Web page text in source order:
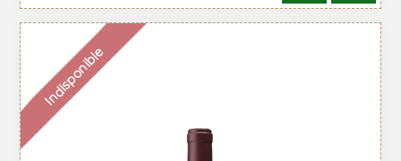
Indisponible